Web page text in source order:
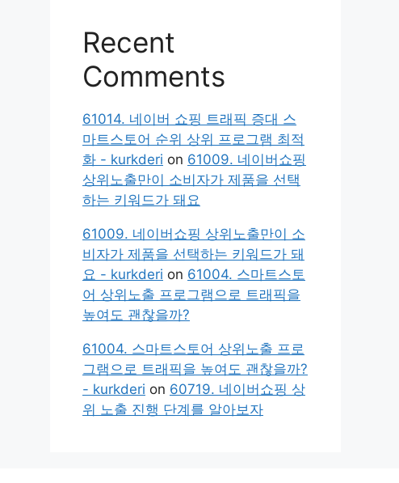
Recent
Comments
61014. 네이버 쇼핑 트래픽 증대 스
마트스토어 순위 상위 프로그램 최적
화 - kurkderi on 61009. 네이버쇼핑
상위노출만이 소비자가 제품을 선택
하는 키워드가 돼요
61009. 네이버쇼핑 상위노출만이 소
비자가 제품을 선택하는 키워드가 돼
요 - kurkderi on 61004. 스마트스토
어 상위노출 프로그램으로 트래픽을
높여도 괜찮을까?
61004. 스마트스토어 상위노출 프로
그램으로 트래픽을 높여도 괜찮을까?
- kurkderi on 60719. 네이버쇼핑 상
위 노출 진행 단계를 알아보자